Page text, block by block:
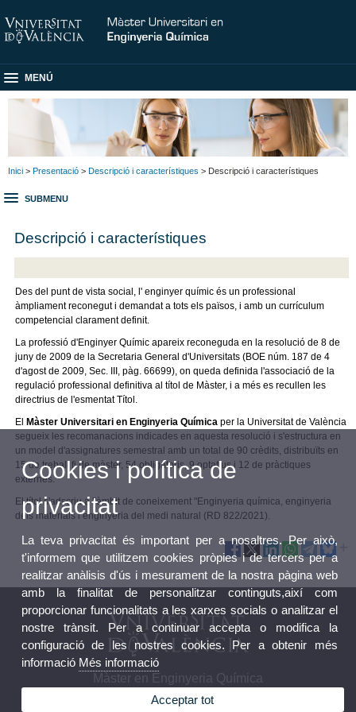
MENÚ
Inici > Presentació > Descripció i característiques > Descripció i característiques
SUBMENU
Descripció i característiques
Des del punt de vista social, l' enginyer químic és un professional
àmpliament reconegut i demandat a tots els països, i amb un currículum
competencial clarament definit.
La professió d'Enginyer Químic apareix reconeguda en la resolució de 8 de
juny de 2009 de la Secretaria General d'Universitats (BOE núm. 187 de 4
d'agost de 2009, Sec. III, pàg. 66699), on queda definida l'associació de la
regulació professional definitiva al títol de Màster, i a més es recullen les
directrius de l'esmentat Títol.
El Màster Universitari en Enginyeria Química per la Universitat de València
segueix les recomanacions indicades en aquesta resolució i s'estructura en
un model d'assignatures semestral amb un total de 90 crèdits, distribuïts en
15 de treball fi de màster, 54 obligatoris, 9 optatius i 12 de pràctiques
externes.
El títol s'adscriu a l'àmbit de coneixement "Enginyeria química, enginyeria
dels materials i enginyeria del medi natural (RD 822/2021).
Màster en Enginyeria Química
Cookies i política de
privacitat
La teva privacitat és important per a nosaltres. Per això,
t'informem que utilitzem cookies pròpies i de tercers per a
realitzar anàlisis d'ús i mesurament de la nostra pàgina web
amb la finalitat de personalitzar continguts,així com
proporcionar funcionalitats a les xarxes socials o analitzar el
nostre trànsit. Per a continuar accepta o modifica la
configuració de les nostres cookies. Per a obtenir més
informació Més informació
Acceptar tot